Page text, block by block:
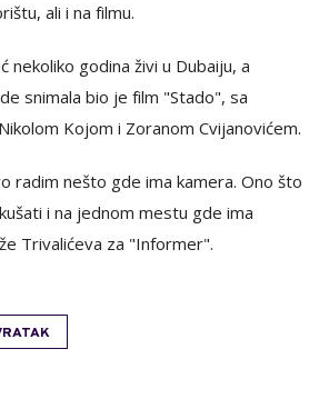
ali i na filmu.
nekoliko godina živi u Dubaiju, a
snimala bio je film "Stado", sa
Kojom i Zoranom Cvijanovićem.
radim nešto gde ima kamera. Ono što
i na jednom mestu gde ima
Trivalićeva za "Informer".